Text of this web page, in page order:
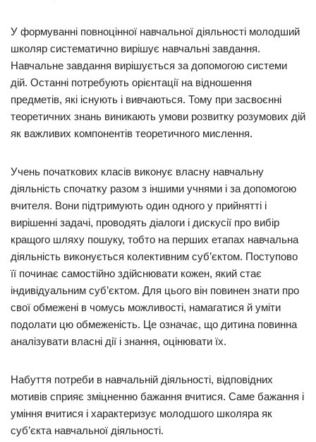
У формуванні повноцінної навчальної діяльності молодший
школяр систематично вирішує навчальні завдання.
Навчальне завдання вирішується за допомогою системи
дій. Останні потребують орієнтації на відношення
предметів, які існують і вивчаються. Тому при засвоєнні
теоретичних знань виникають умови розвитку розумових дій
як важливих компонентів теоретичного мислення.
Учень початкових класів виконує власну навчальну
діяльність спочатку разом з іншими учнями і за допомогою
вчителя. Вони підтримують один одного у прийнятті і
вирішенні задачі, проводять діалоги і дискусії про вибір
кращого шляху пошуку, тобто на перших етапах навчальна
діяльність виконується колективним суб’єктом. Поступово
її починає самостійно здійснювати кожен, який стає
індивідуальним суб’єктом. Для цього він повинен знати про
свої обмежені в чомусь можливості, намагатися й уміти
подолати цю обмеженість. Це означає, що дитина повинна
аналізувати власні дії і знання, оцінювати їх.
Набуття потреби в навчальній діяльності, відповідних
мотивів сприяє зміцненню бажання вчитися. Саме бажання і
уміння вчитися і характеризує молодшого школяра як
суб’єкта навчальної діяльності.